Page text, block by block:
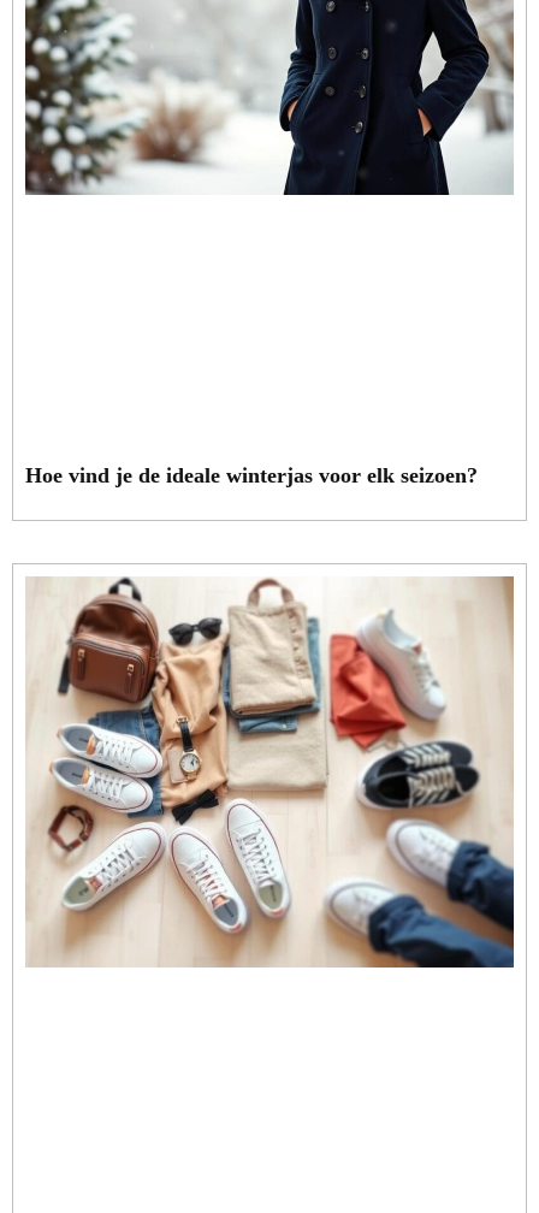
Hoe vind je de ideale winterjas voor elk seizoen?